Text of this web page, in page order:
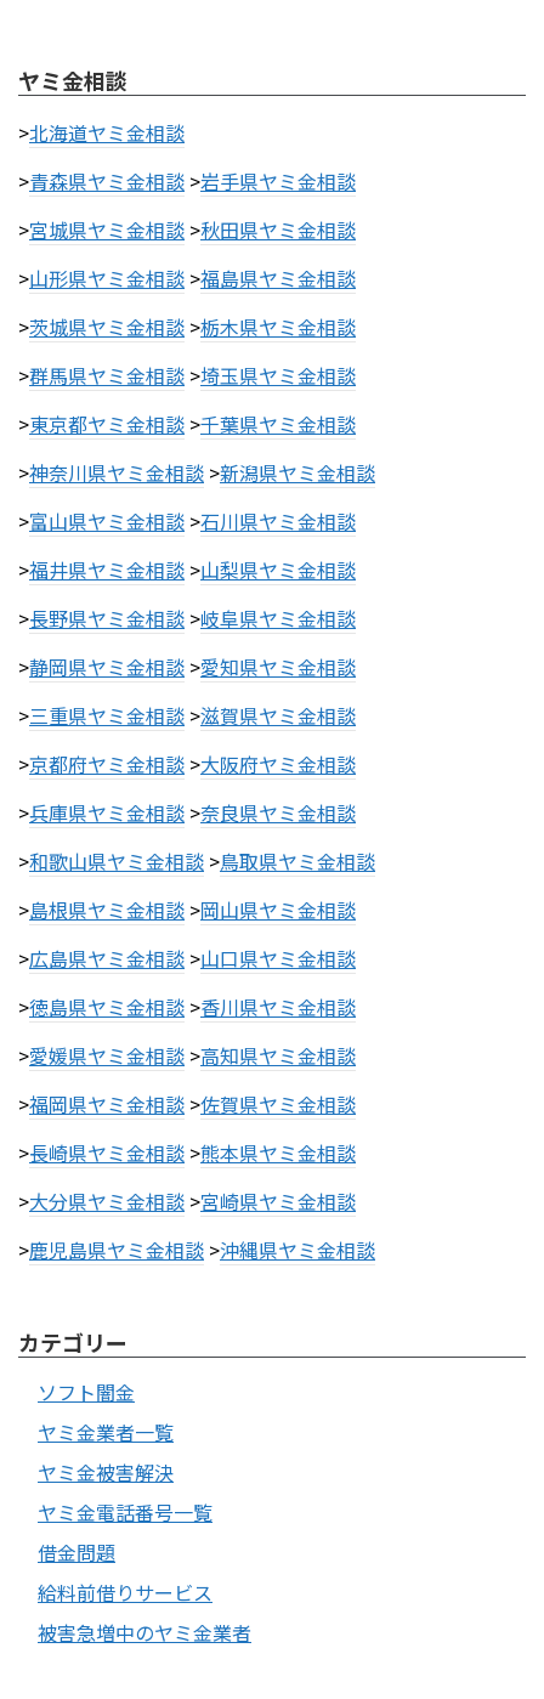
ヤミ金相談
>北海道ヤミ金相談
>青森県ヤミ金相談 >岩手県ヤミ金相談
>宮城県ヤミ金相談 >秋田県ヤミ金相談
>山形県ヤミ金相談 >福島県ヤミ金相談
>茨城県ヤミ金相談 >栃木県ヤミ金相談
>群馬県ヤミ金相談 >埼玉県ヤミ金相談
>東京都ヤミ金相談 >千葉県ヤミ金相談
>神奈川県ヤミ金相談 >新潟県ヤミ金相談
>富山県ヤミ金相談 >石川県ヤミ金相談
>福井県ヤミ金相談 >山梨県ヤミ金相談
>長野県ヤミ金相談 >岐阜県ヤミ金相談
>静岡県ヤミ金相談 >愛知県ヤミ金相談
>三重県ヤミ金相談 >滋賀県ヤミ金相談
>京都府ヤミ金相談 >大阪府ヤミ金相談
>兵庫県ヤミ金相談 >奈良県ヤミ金相談
>和歌山県ヤミ金相談 >鳥取県ヤミ金相談
>島根県ヤミ金相談 >岡山県ヤミ金相談
>広島県ヤミ金相談 >山口県ヤミ金相談
>徳島県ヤミ金相談 >香川県ヤミ金相談
>愛媛県ヤミ金相談 >高知県ヤミ金相談
>福岡県ヤミ金相談 >佐賀県ヤミ金相談
>長崎県ヤミ金相談 >熊本県ヤミ金相談
>大分県ヤミ金相談 >宮崎県ヤミ金相談
>鹿児島県ヤミ金相談 >沖縄県ヤミ金相談
カテゴリー
ソフト闇金
ヤミ金業者一覧
ヤミ金被害解決
ヤミ金電話番号一覧
借金問題
給料前借りサービス
被害急増中のヤミ金業者